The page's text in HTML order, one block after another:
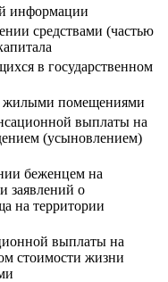
информации
средствами (частью
в государственном
жилыми помещениями
выплаты на
(усыновлением)
беженцем на
заявлений о
на территории
выплаты на
стоимости жизни